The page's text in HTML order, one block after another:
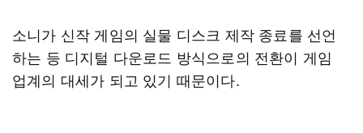
소니가 신작 게임의 실물 디스크 제작 종료를 선언
하는 등 디지털 다운로드 방식으로의 전환이 게임
업계의 대세가 되고 있기 때문이다.